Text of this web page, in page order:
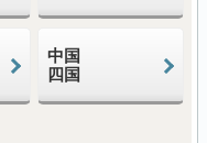
中国
四国